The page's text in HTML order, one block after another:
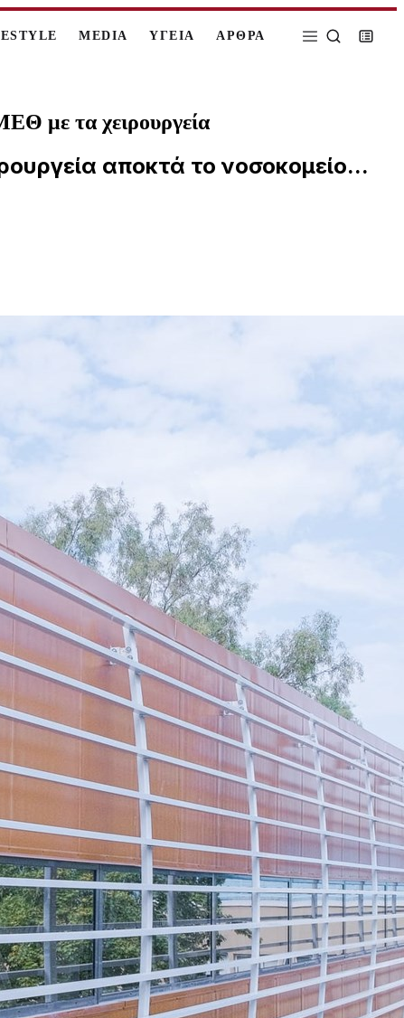
MEDIA ΥΓΕΙΑ ΑΡΘΡΑ
με τα χειρουργεία
αποκτά το νοσοκομείο...